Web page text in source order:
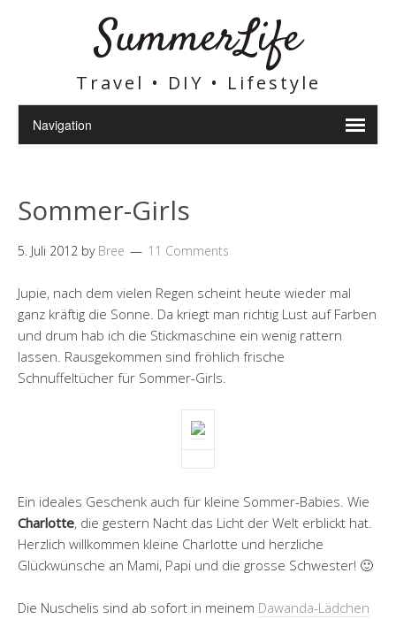
SummerLife
Travel • DIY • Lifestyle
Sommer-Girls
5. Juli 2012 by Bree 11 Comments
Jupie, nach dem vielen Regen scheint heute wieder mal
ganz kräftig die Sonne. Da kriegt man richtig Lust auf Farben
und drum hab ich die Stickmaschine ein wenig rattern
lassen. Rausgekommen sind fröhlich frische
Schnuffeltücher für Sommer-Girls.
Ein ideales Geschenk auch für kleine Sommer-Babies. Wie
Charlotte, die gestern Nacht das Licht der Welt erblickt hat.
Herzlich willkommen kleine Charlotte und herzliche
Glückwünsche an Mami, Papi und die grosse Schwester! 🙂
Die Nuschelis sind ab sofort in meinem Dawanda-Lädchen